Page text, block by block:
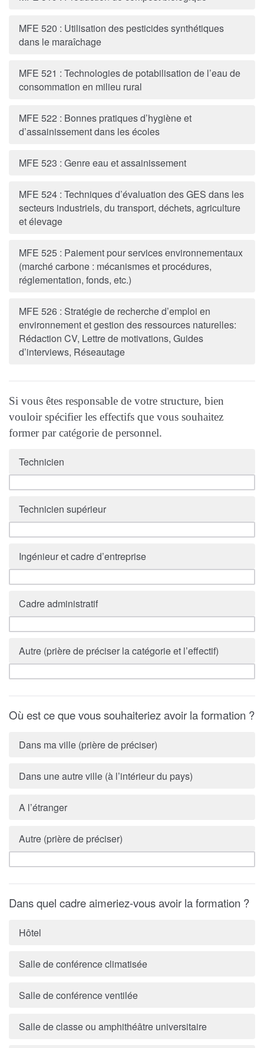
MFE 520 : Utilisation des pesticides synthétiques
dans le maraîchage
MFE 521 : Technologies de potabilisation de l’eau de
consommation en milieu rural
MFE 522 : Bonnes pratiques d’hygiène et
d’assainissement dans les écoles
MFE 523 : Genre eau et assainissement
MFE 524 : Techniques d’évaluation des GES dans les
secteurs industriels, du transport, déchets, agriculture
et élevage
MFE 525 : Paiement pour services environnementaux
(marché carbone : mécanismes et procédures,
réglementation, fonds, etc.)
MFE 526 : Stratégie de recherche d’emploi en
environnement et gestion des ressources naturelles:
Rédaction CV, Lettre de motivations, Guides
d’interviews, Réseautage
Si vous êtes responsable de votre structure, bien
vouloir spécifier les effectifs que vous souhaitez
former par catégorie de personnel.
Technicien
Technicien supérieur
Ingénieur et cadre d’entreprise
Cadre administratif
Autre (prière de préciser la catégorie et l’effectif)
Où est ce que vous souhaiteriez avoir la formation ?
Dans ma ville (prière de préciser)
Dans une autre ville (à l’intérieur du pays)
A l’étranger
Autre (prière de préciser)
Dans quel cadre aimeriez-vous avoir la formation ?
Hôtel
Salle de conférence climatisée
Salle de conférence ventilée
Salle de classe ou amphithéâtre universitaire